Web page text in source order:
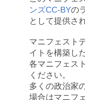
ンズCC-BYの
として提供さ
マニフェスト
イトを構築し
各マニフェス
ください。
多くの政治家
場合はマニフ